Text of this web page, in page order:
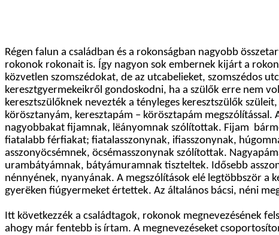
Régen falun a családban és a rokonságban nagyobb
rokonok rokonait is. Így nagyon sok embernek kijárt a
közvetlen szomszédokat, de az utcabelieket, szomszédos
keresztgyermekeikről gondoskodni, ha a szülők erre nem
keresztszülőknek nevezték a tényleges keresztszülők
körösztanyám, keresztapám – körösztapám
nagyobbakat fijamnak, lëányomnak szólítottak. Fijam
fiatalabb férfiakat; fiatalasszonynak, ifiasszonynak,
asszonyöcsémnek, öcsémasszonynak szólítottak.
urambátyámnak, bátyámuramnak tiszteltek. Idősebb
nénnyének, nyanyának. A megszólítások elé legtöbbször
gyerëken fiúgyermeket értettek. Az általános bácsi, néni
Itt következzék a családtagok, rokonok megnevezésének
ahogy már fentebb is írtam. A megnevezéseket